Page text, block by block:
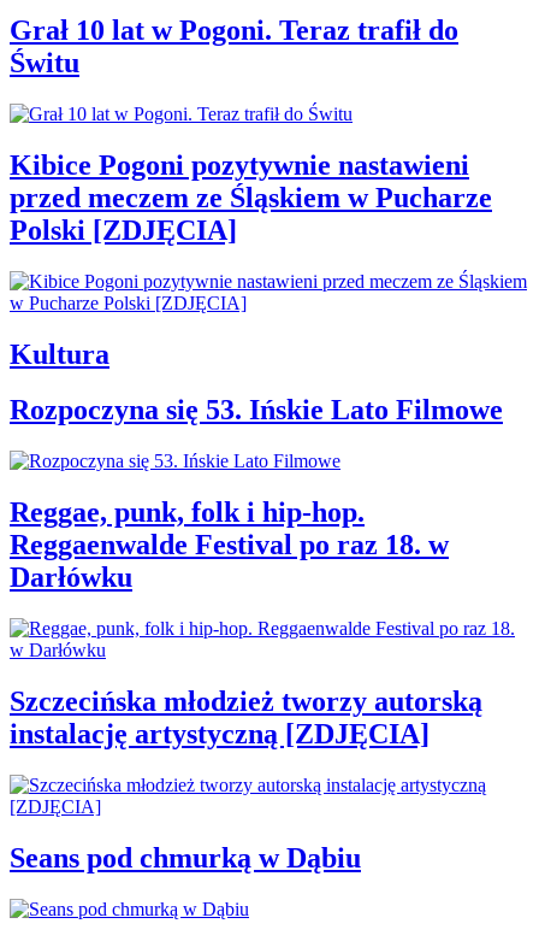
Grał 10 lat w Pogoni. Teraz trafił do
Świtu
Kibice Pogoni pozytywnie nastawieni
przed meczem ze Śląskiem w Pucharze
Polski [ZDJĘCIA]
Kultura
Rozpoczyna się 53. Ińskie Lato Filmowe
Reggae, punk, folk i hip-hop.
Reggaenwalde Festival po raz 18. w
Darłówku
Szczecińska młodzież tworzy autorską
instalację artystyczną [ZDJĘCIA]
Seans pod chmurką w Dąbiu